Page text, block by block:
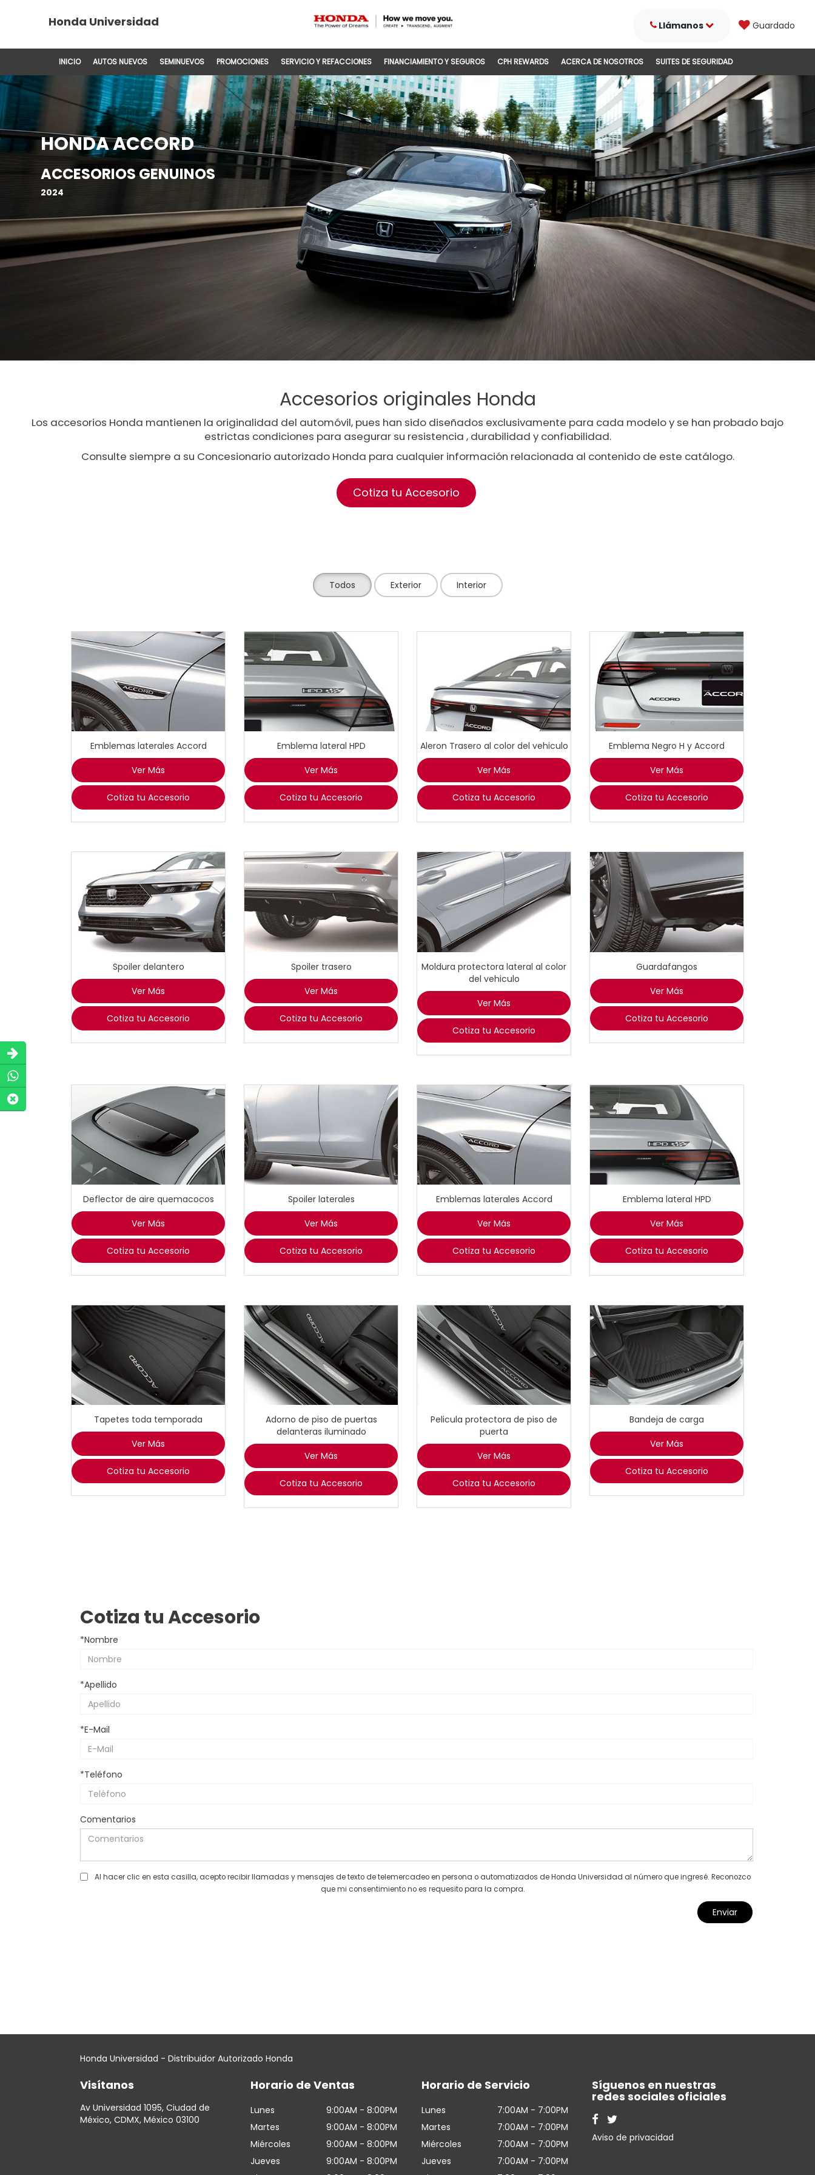
Llámanos Guardado
Honda Universidad
INICIO AUTOS NUEVOS SEMINUEVOS PROMOCIONES SERVICIO Y REFACCIONES FINANCIAMIENTO Y SEGUROS CPH REWARDS ACERCA DE NOSOTROS SUITES DE SEGURIDAD
HONDA ACCORD
ACCESORIOS GENUINOS
2024
Accesorios originales Honda
Los accesorios Honda mantienen la originalidad del automóvil, pues han sido diseñados exclusivamente para cada modelo y se han probado bajo
estrictas condiciones para asegurar su resistencia , durabilidad y confiabilidad.
Consulte siempre a su Concesionario autorizado Honda para cualquier información relacionada al contenido de este catálogo.
Cotiza tu Accesorio
Todos Exterior Interior
Emblemas laterales Accord
Ver Más
Cotiza tu Accesorio
Emblema lateral HPD
Ver Más
Cotiza tu Accesorio
Aleron Trasero al color del vehiculo
Ver Más
Cotiza tu Accesorio
Emblema Negro H y Accord
Ver Más
Cotiza tu Accesorio
Spoiler delantero
Ver Más
Cotiza tu Accesorio
Spoiler trasero
Ver Más
Cotiza tu Accesorio
Moldura protectora lateral al color
del vehiculo
Ver Más
Cotiza tu Accesorio
Guardafangos
Ver Más
Cotiza tu Accesorio
Deflector de aire quemacocos
Ver Más
Cotiza tu Accesorio
Spoiler laterales
Ver Más
Cotiza tu Accesorio
Emblemas laterales Accord
Ver Más
Cotiza tu Accesorio
Emblema lateral HPD
Ver Más
Cotiza tu Accesorio
Tapetes toda temporada
Ver Más
Cotiza tu Accesorio
Adorno de piso de puertas
delanteras iluminado
Ver Más
Cotiza tu Accesorio
Pelicula protectora de piso de
puerta
Ver Más
Cotiza tu Accesorio
Bandeja de carga
Ver Más
Cotiza tu Accesorio
Cotiza tu Accesorio
*Nombre
*Apellido
*E-Mail
*Teléfono
Comentarios
Al hacer clic en esta casilla, acepto recibir llamadas y mensajes de texto de telemercadeo en persona o automatizados de Honda Universidad al número que ingresé. Reconozco
que mi consentimiento no es requesito para la compra.
Honda Universidad - Distribuidor Autorizado Honda
Visítanos
Av Universidad 1095, Ciudad de
México, CDMX, México 03100
Horario de Ventas
Lunes
9:00AM - 8:00PM
Martes
9:00AM - 8:00PM
Miércoles
9:00AM - 8:00PM
Jueves
9:00AM - 8:00PM
Horario de Servicio
Lunes
7:00AM - 7:00PM
Martes
7:00AM - 7:00PM
Miércoles
7:00AM - 7:00PM
Jueves
7:00AM - 7:00PM
Síguenos en nuestras
redes sociales oficiales
Aviso de privacidad